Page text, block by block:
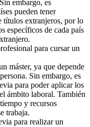
embargo, es
pueden tener
títulos extranjeros, por lo
específicos de cada país
para cursar un
máster, ya que depende
Sin embargo, es
para poder aplicar los
ámbito laboral. También
y recursos
trabaja.
para realizar un